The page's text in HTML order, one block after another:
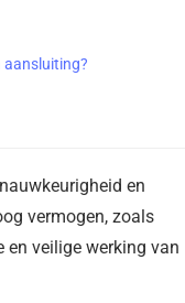
aansluiting?
en
vermogen, zoals
en veilige werking van